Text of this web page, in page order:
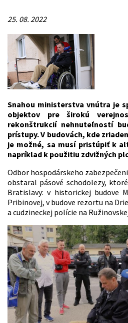
25. 08. 2022
Snahou ministerstva vnútra je
objektov pre širokú
rekonštrukcií nehnuteľností
prístupy. V budovách, kde
je možné, sa musí pristúpiť k
napríklad k použitiu zdvižných
Odbor hospodárskeho
obstaral pásové schodolezy,
Bratislavy: v historickej budove
Pribinovej, v budove rezortu na
a cudzineckej polície na